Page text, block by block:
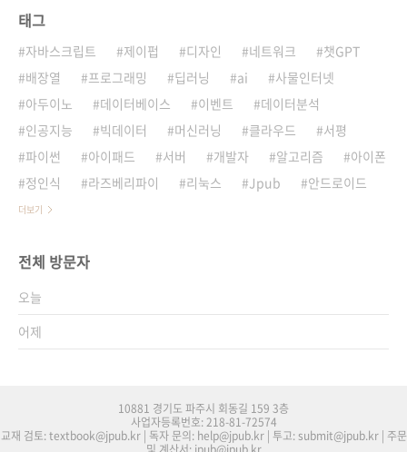
태그
자바스크립트 제이펍 디자인 네트워크
챗GPT
배장열
프로그래밍 딥러닝 ai
사물인터넷
아두이노
데이터베이스 이벤트
데이터분석
인공지능
빅데이터 머신러닝 클라우드
서평
파이썬
아이패드 서버 개발자 알고리즘
아이폰
정인식
라즈베리파이 리눅스 Jpub 안드로이드
더보기
전체 방문자
오늘
어제
10881 경기도 파주시 회동길 159 3층
사업자등록번호: 218-81-72574
교재 검토: textbook@jpub.kr | 독자 문의: help@jpub.kr | 투고: submit@jpub.kr | 주문